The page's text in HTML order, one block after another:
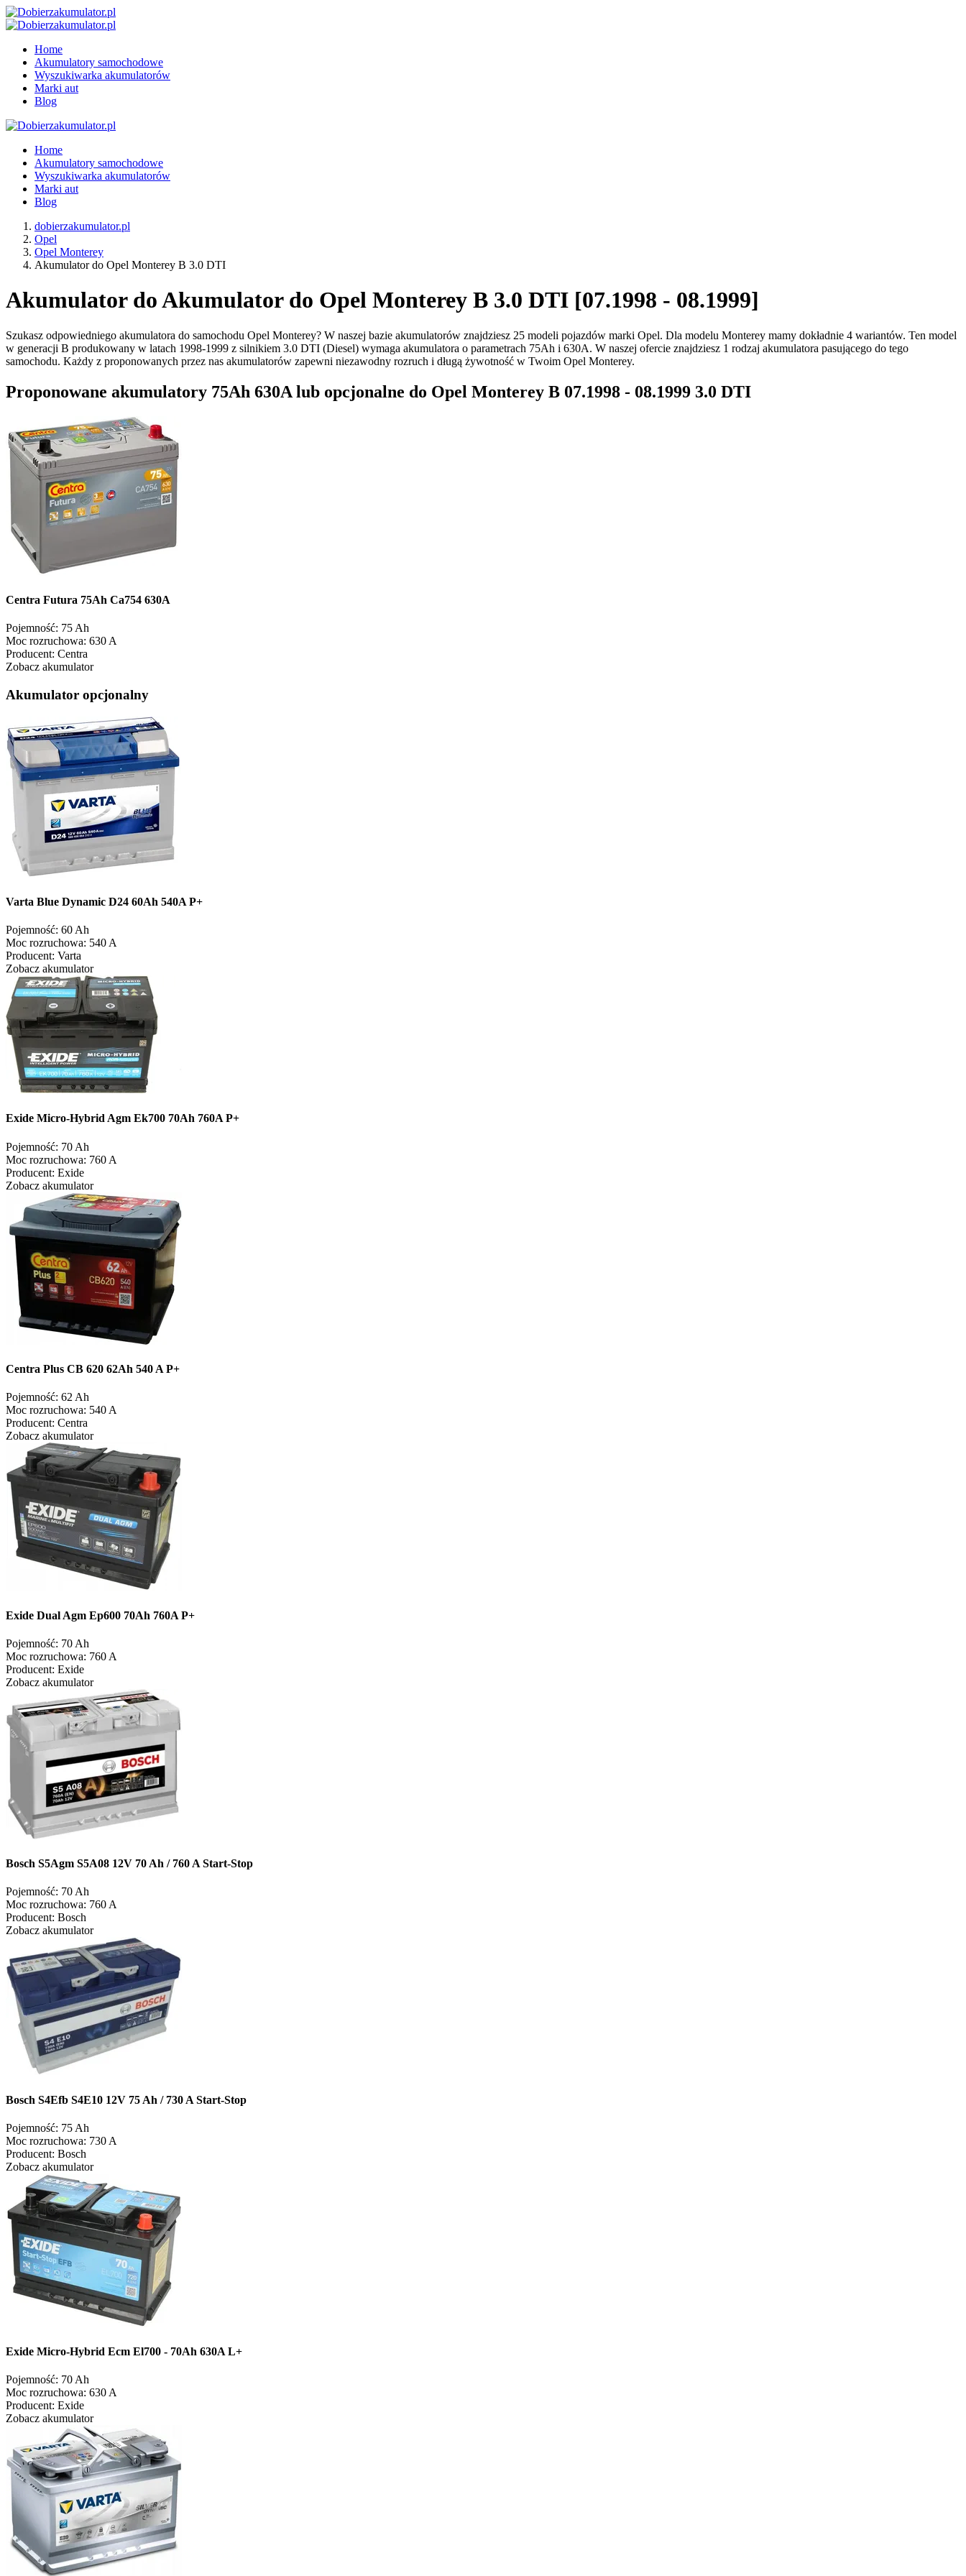
Home
Akumulatory samochodowe
Wyszukiwarka akumulatorów
Marki aut
Blog
Home
Akumulatory samochodowe
Wyszukiwarka akumulatorów
Marki aut
Blog
dobierzakumulator.pl
Opel
Opel Monterey
Akumulator do Opel Monterey B 3.0 DTI
Akumulator do Akumulator do Opel Monterey B 3.0 DTI [07.1998 - 08.1999]
Szukasz odpowiedniego akumulatora do samochodu Opel Monterey? W naszej bazie akumulatorów znajdziesz 25 modeli pojazdów marki Opel. Dla modelu Monterey mamy dokładnie 4 wariantów. Ten model
w generacji B produkowany w latach 1998-1999 z silnikiem 3.0 DTI (Diesel) wymaga akumulatora o parametrach 75Ah i 630A. W naszej ofercie znajdziesz 1 rodzaj akumulatora pasującego do tego
samochodu. Każdy z proponowanych przez nas akumulatorów zapewni niezawodny rozruch i długą żywotność w Twoim Opel Monterey.
Proponowane akumulatory 75Ah 630A lub opcjonalne do Opel Monterey B 07.1998 - 08.1999 3.0 DTI
Centra Futura 75Ah Ca754 630A
Pojemność: 75 Ah
Moc rozruchowa: 630 A
Producent: Centra
Zobacz akumulator
Akumulator opcjonalny
Varta Blue Dynamic D24 60Ah 540A P+
Pojemność: 60 Ah
Moc rozruchowa: 540 A
Producent: Varta
Zobacz akumulator
Exide Micro-Hybrid Agm Ek700 70Ah 760A P+
Pojemność: 70 Ah
Moc rozruchowa: 760 A
Producent: Exide
Zobacz akumulator
Centra Plus CB 620 62Ah 540 A P+
Pojemność: 62 Ah
Moc rozruchowa: 540 A
Producent: Centra
Zobacz akumulator
Exide Dual Agm Ep600 70Ah 760A P+
Pojemność: 70 Ah
Moc rozruchowa: 760 A
Producent: Exide
Zobacz akumulator
Bosch S5Agm S5A08 12V 70 Ah / 760 A Start-Stop
Pojemność: 70 Ah
Moc rozruchowa: 760 A
Producent: Bosch
Zobacz akumulator
Bosch S4Efb S4E10 12V 75 Ah / 730 A Start-Stop
Pojemność: 75 Ah
Moc rozruchowa: 730 A
Producent: Bosch
Zobacz akumulator
Exide Micro-Hybrid Ecm El700 - 70Ah 630A L+
Pojemność: 70 Ah
Moc rozruchowa: 630 A
Producent: Exide
Zobacz akumulator